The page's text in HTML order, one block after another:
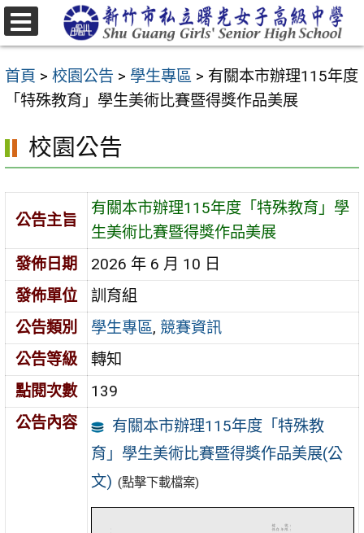
跳
至
要
區
首頁 > 校園公告 > 學生專區 > 有關本市辦理115年度
「特殊教育」學生美術比賽暨得獎作品美展
校園公告
公告主旨
有關本市辦理115年度「特殊教育」學
生美術比賽暨得獎作品美展
發佈日期
2026 年 6 月 10 日
發佈單位
訓育組
公告類別
學生專區, 競賽資訊
公告等級
轉知
點閱次數
139
公告內容
有關本市辦理115年度「特殊教
育」學生美術比賽暨得獎作品美展(公
文) (點擊下載檔案)
選
單